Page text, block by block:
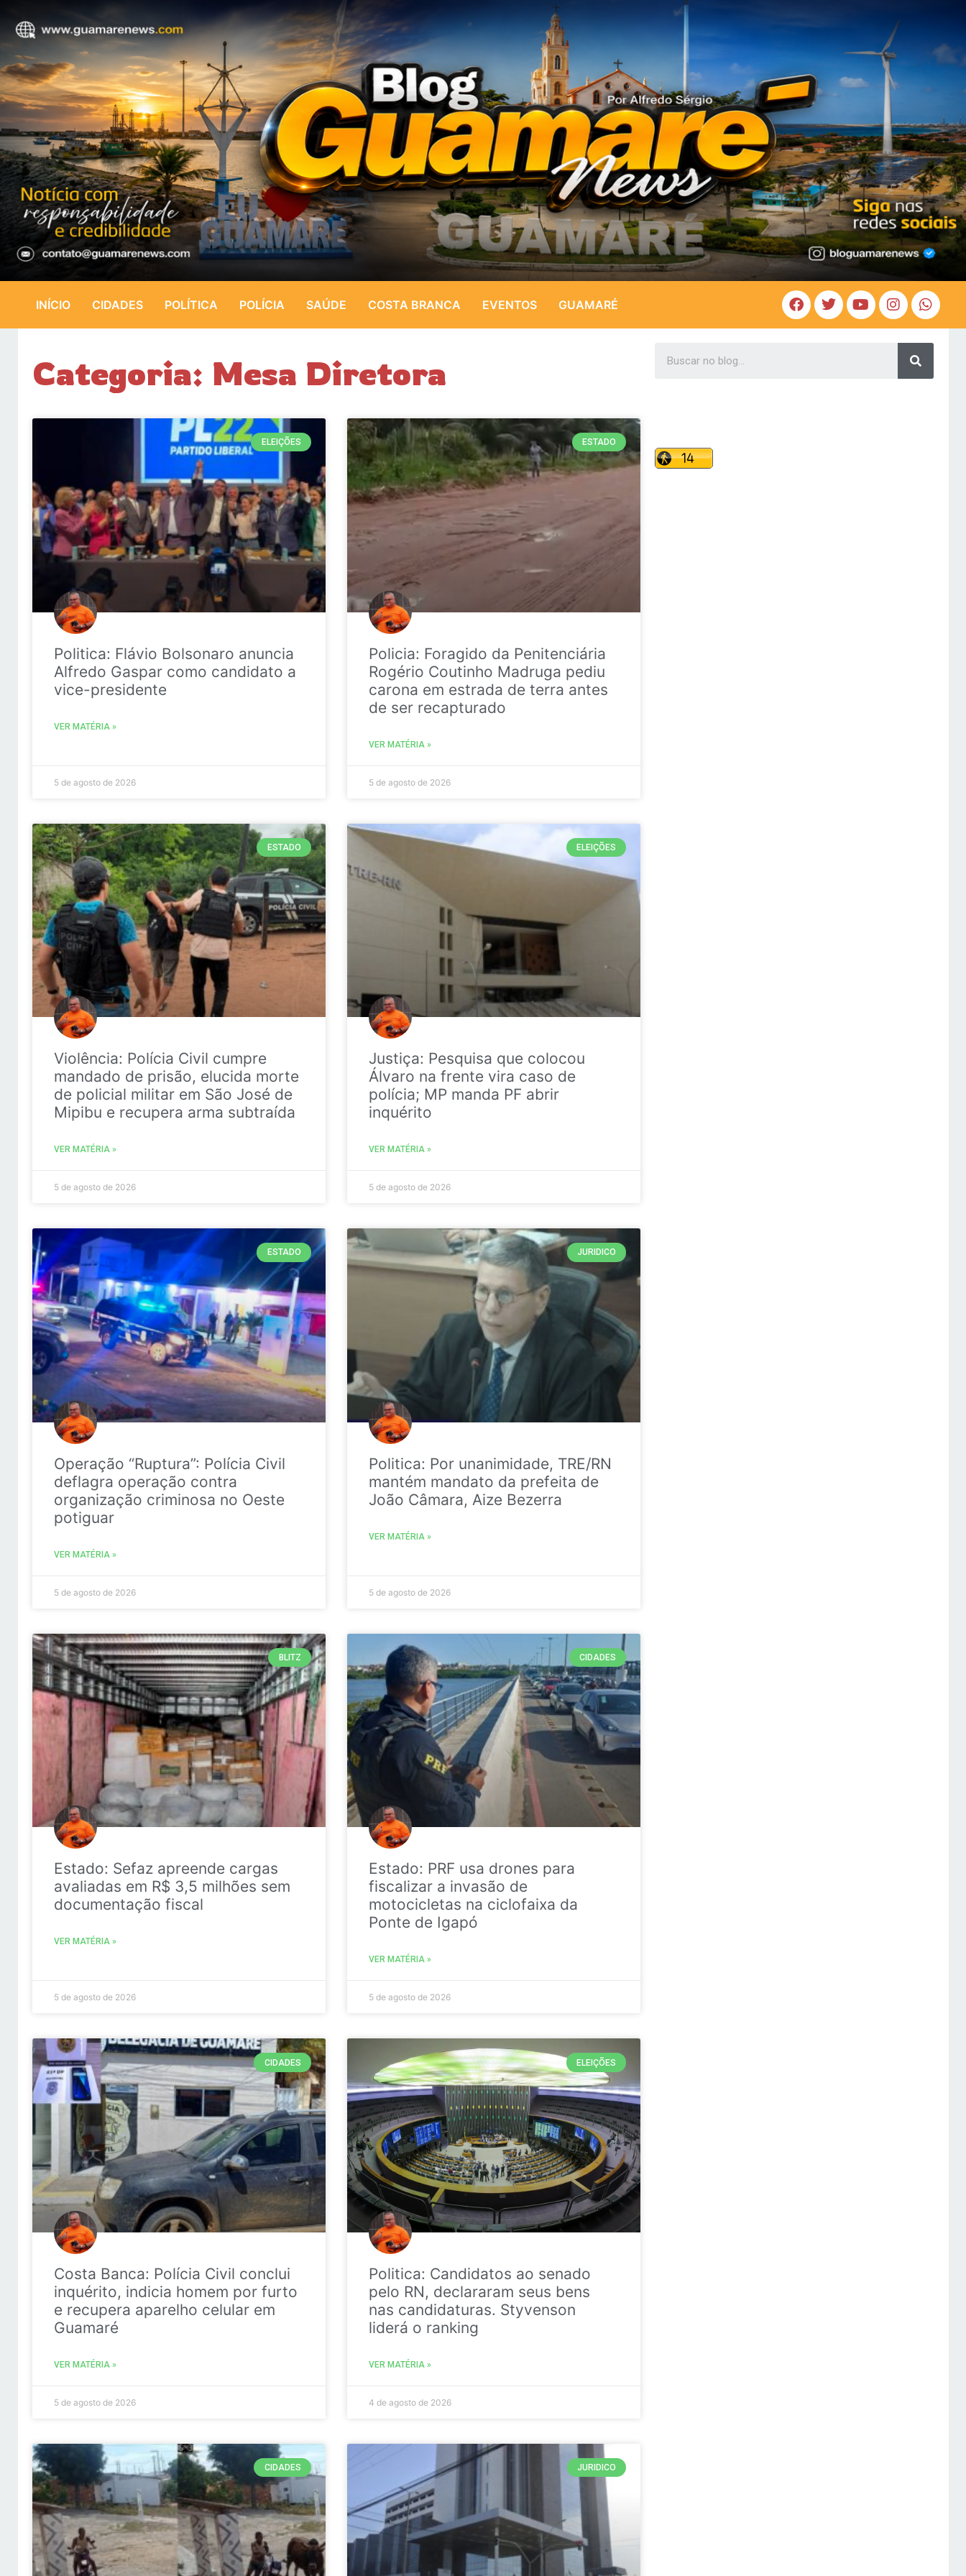
INÍCIO CIDADES POLÍTICA POLÍCIA SAÚDE COSTA BRANCA EVENTOS GUAMARÉ
Categoria: Mesa Diretora
ELEIÇÕES
Politica: Flávio Bolsonaro anuncia
Alfredo Gaspar como candidato a
vice-presidente
VER MATÉRIA »
5 de agosto de 2026
ESTADO
Policia: Foragido da Penitenciária
Rogério Coutinho Madruga pediu
carona em estrada de terra antes
de ser recapturado
VER MATÉRIA »
5 de agosto de 2026
ESTADO
Violência: Polícia Civil cumpre
mandado de prisão, elucida morte
de policial militar em São José de
Mipibu e recupera arma subtraída
VER MATÉRIA »
5 de agosto de 2026
ELEIÇÕES
Justiça: Pesquisa que colocou
Álvaro na frente vira caso de
polícia; MP manda PF abrir
inquérito
VER MATÉRIA »
5 de agosto de 2026
ESTADO
Operação “Ruptura”: Polícia Civil
deflagra operação contra
organização criminosa no Oeste
potiguar
VER MATÉRIA »
5 de agosto de 2026
JURIDICO
Politica: Por unanimidade, TRE/RN
mantém mandato da prefeita de
João Câmara, Aize Bezerra
VER MATÉRIA »
5 de agosto de 2026
BLITZ
Estado: Sefaz apreende cargas
avaliadas em R$ 3,5 milhões sem
documentação fiscal
VER MATÉRIA »
5 de agosto de 2026
CIDADES
Estado: PRF usa drones para
fiscalizar a invasão de
motocicletas na ciclofaixa da
Ponte de Igapó
VER MATÉRIA »
5 de agosto de 2026
CIDADES
Costa Banca: Polícia Civil conclui
inquérito, indicia homem por furto
e recupera aparelho celular em
Guamaré
VER MATÉRIA »
5 de agosto de 2026
ELEIÇÕES
Politica: Candidatos ao senado
pelo RN, declararam seus bens
nas candidaturas. Styvenson
liderá o ranking
VER MATÉRIA »
4 de agosto de 2026
CIDADES JURIDICO